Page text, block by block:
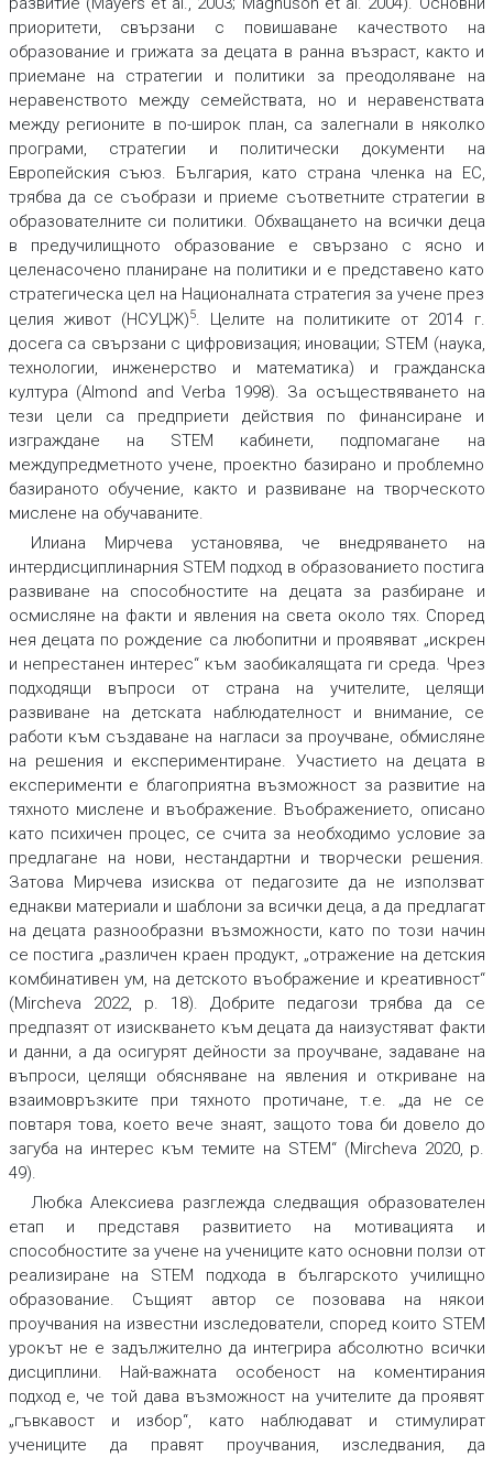
приоритети, свързани с повишаване качеството на
образование и грижата за децата в ранна възраст, както и
приемане на стратегии и политики за преодоляване на
неравенството между семействата, но и неравенствата
между регионите в по-широк план, са залегнали в няколко
програми, стратегии и политически документи на
Eвропейския съюз. България, като страна членка на ЕС,
трябва да се съобрази и приеме съответните стратегии в
образователните си политики. Обхващането на всички деца
в предучилищното образование е свързано с ясно и
целенасочено планиране на политики и е представено като
стратегическа цел на Националната стратегия за учене през
целия живот (НСУЦЖ)5. Целите на политиките от 2014 г.
досега са свързани с цифровизация; иновации; STEM (наука,
технологии, инженерство и математика) и гражданска
култура (Almond and Verba 1998). За осъществяването на
тези цели са предприети действия по финансиране и
изграждане на STEM кабинети, подпомагане на
междупредметното учене, проектно базирано и проблемно
базираното обучение, както и развиване на творческото
мислене на обучаваните.
Илиана Мирчева установява, че внедряването на
интердисциплинарния STEM подход в образованието постига
развиване на способностите на децата за разбиране и
осмисляне на факти и явления на света около тях. Според
нея децата по рождение са любопитни и проявяват „искрен
и непрестанен интерес“ към заобикалящата ги среда. Чрез
подходящи въпроси от страна на учителите, целящи
развиване на детската наблюдателност и внимание, се
работи към създаване на нагласи за проучване, обмисляне
на решения и експериментиране. Участието на децата в
експерименти е благоприятна възможност за развитие на
тяхното мислене и въображение. Въображението, описано
като психичен процес, се счита за необходимо условие за
предлагане на нови, нестандартни и творчески решения.
Затова Мирчева изисква от педагозите да не използват
еднакви материали и шаблони за всички деца, а да предлагат
на децата разнообразни възможности, като по този начин
се постига „различен краен продукт, „отражение на детския
комбинативен ум, на детското въображение и креативност“
(Mircheva 2022, p. 18). Добрите педагози трябва да се
предпазят от изискването към децата да наизустяват факти
и данни, а да осигурят дейности за проучване, задаване на
въпроси, целящи обясняване на явления и откриване на
взаимовръзките при тяхното протичане, т.е. „да не се
повтаря това, което вече знаят, защото това би довело до
загуба на интерес към темите на STEM“ (Mircheva 2020, p.
49).
Любка Алексиева разглежда следващия образователен
етап и представя развитието на мотивацията и
способностите за учене на учениците като основни ползи от
реализиране на STEM подхода в българското училищно
образование. Същият автор се позовава на някои
проучвания на известни изследователи, според които STEM
урокът не е задължително да интегрира абсолютно всички
дисциплини. Най-важната особеност на коментирания
подход е, че той дава възможност на учителите да проявят
„гъвкавост и избор“, като наблюдават и стимулират
учениците да правят проучвания, изследвания, да